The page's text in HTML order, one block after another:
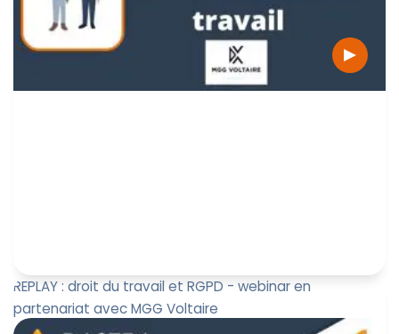
3 juin 2022
REPLAY : droit du travail et RGPD - webinar en
partenariat avec MGG Voltaire